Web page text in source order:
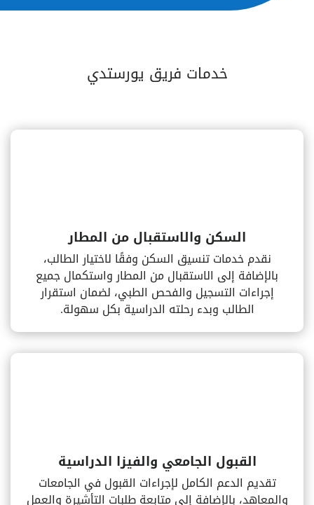
خدمات فريق يورستدي
السكن والاستقبال من المطار
نقدم خدمات تنسيق السكن وفقًا لاختيار الطالب،
بالإضافة إلى الاستقبال من المطار واستكمال جميع
إجراءات التسجيل والفحص الطبي، لضمان استقرار
الطالب وبدء رحلته الدراسية بكل سهولة.
القبول الجامعي والفيزا الدراسية
تقديم الدعم الكامل لإجراءات القبول في الجامعات
والمعاهد، بالإضافة إلى متابعة طلبات التأشيرة والعمل